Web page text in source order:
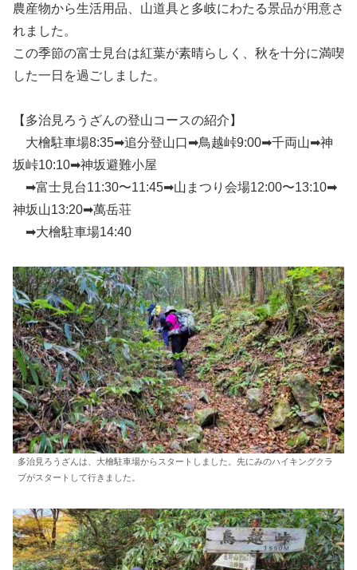
農産物から生活用品、山道具と多岐にわたる景品が用意さ
れました。
この季節の富士見台は紅葉が素晴らしく、秋を十分に満喫
した一日を過ごしました。
【多治見ろうざんの登山コースの紹介】
大檜駐車場8:35➡追分登山口➡鳥越峠9:00➡千両山➡神
坂峠10:10➡神坂避難小屋
➡富士見台11:30〜11:45➡山まつり会場12:00〜13:10➡
神坂山13:20➡萬岳荘
➡大檜駐車場14:40
多治見ろうざんは、大檜駐車場からスタートしました。先にみのハイキングクラ
ブがスタートして行きました。